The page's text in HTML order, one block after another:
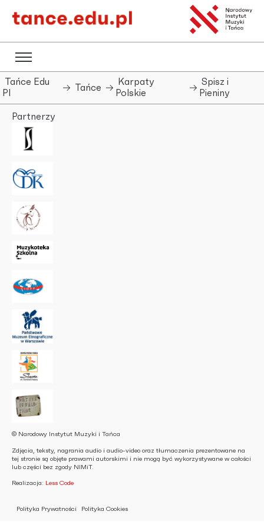
Tańce Edu
Pl
Tańce
Karpaty
Polskie
Spisz i
Pieniny
Partnerzy
© Narodowy Instytut Muzyki i Tańca
Zdjęcia, teksty, nagrania audio i audio-video oraz tłumaczenia prezentowane na
tej stronie są objęte prawami autorskimi i nie mogą być wykorzystywane w całości
lub części bez zgody NIMiT.
Realizacja: Less Code
Polityka Prywatności Polityka Cookies